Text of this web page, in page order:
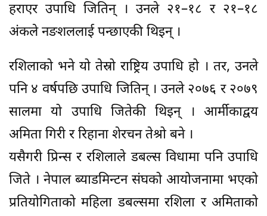
हराएर उपाधि जितिन् । उनले २१–१८ र २१–१८
अंकले नङशललाई पन्छाएकी थिइन् ।
रशिलाको भने यो तेस्रो राष्ट्रिय उपाधि हो । तर, उनले
पनि ४ वर्षपछि उपाधि जितिन् । उनले २०७६ र २०७९
सालमा यो उपाधि जितेकी थिइन् । आर्मीकाद्वय
अमिता गिरी र रिहाना शेरचन तेश्रो बने ।
यसैगरी प्रिन्स र रशिलाले डबल्स विधामा पनि उपाधि
जिते । नेपाल ब्याडमिन्टन संघको आयोजनामा भएको
प्रतियोगिताको महिला डबल्समा रशिला र अमिताको